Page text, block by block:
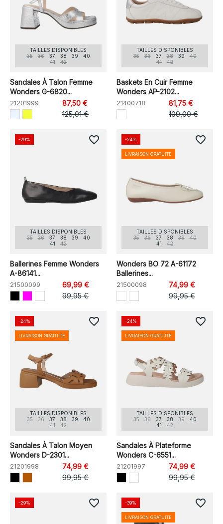
TAILLES DISPONIBLES
35
36 37 38 39
40
41
42
Sandales À Talon Femme
Wonders G-6820...
21201999
87,50 €
125,01 €
TAILLES DISPONIBLES
35
36 37 38 39
40
41
42
Baskets En Cuir Femme
Wonders AP-2102...
21400718
81,75 €
109,00 €
TAILLES DISPONIBLES
35
36 37 38 39
40
41
42
Ballerines Femme Wonders
A-86141...
21500099
69,99 €
99,95 €
-29% favorite_border
TAILLES DISPONIBLES
35
36 37 38 39
40
41
42
Wonders BO 72 A-61172
Ballerines...
21500098
74,99 €
99,95 €
-24%
LIVRAISON GRATUITE
favorite_border
TAILLES DISPONIBLES
35
36 37 38 39
40
41
42
Sandales À Talon Moyen
Wonders D-2301...
21201998
74,99 €
99,95 €
-24%
LIVRAISON GRATUITE
favorite_border
TAILLES DISPONIBLES
35
36 37 38 39
40
41
42
Sandales À Plateforme
Wonders C-6551...
21201997
74,99 €
99,95 €
-24%
LIVRAISON GRATUITE
favorite_border
-29% favorite_border -39%
LIVRAISON GRATUITE
favorite_border